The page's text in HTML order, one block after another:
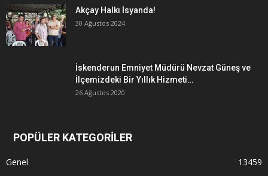
Akçay Halkı İsyanda!
30 Ağustos 2024
İskenderun Emniyet Müdürü Nevzat Güneş ve
İlçemizdeki Bir Yıllık Hizmeti…
26 Ağustos 2020
POPÜLER KATEGORİLER
Genel
13459